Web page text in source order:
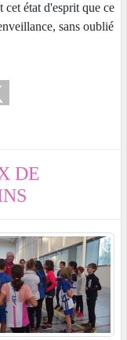
état d'esprit que ce
sans oublié
DE